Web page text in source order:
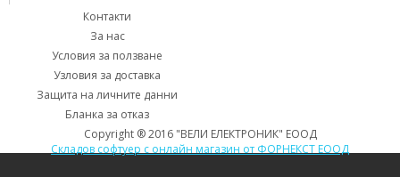
Контакти
За нас
Условия за ползване
Узловия за доставка
Защита на личните данни
Бланка за отказ
Copyright ® 2016 "ВЕЛИ ЕЛЕКТРОНИК" ЕООД
Складов софтуер с онлайн магазин от ФОРНЕКСТ ЕООД